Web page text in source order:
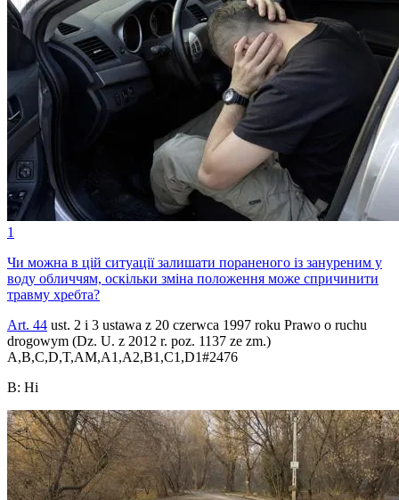
1
Чи можна в цій ситуації залишати пораненого із зануреним у
воду обличчям, оскільки зміна положення може спричинити
травму хребта?
Art. 44 ust. 2 i 3 ustawa z 20 czerwca 1997 roku Prawo o ruchu
drogowym (Dz. U. z 2012 r. poz. 1137 ze zm.)
A,B,C,D,T,AM,A1,A2,B1,C1,D1#2476
B: Ні